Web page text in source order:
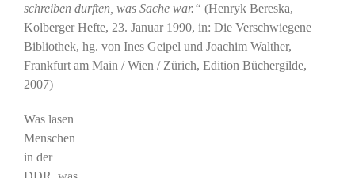
schreiben durften, was Sache war.“ (Henryk Bereska,
Kolberger Hefte, 23. Januar 1990, in: Die Verschwiegene
Bibliothek, hg. von Ines Geipel und Joachim Walther,
Frankfurt am Main / Wien / Zürich, Edition Büchergilde,
2007)
Was lasen
Menschen
in der